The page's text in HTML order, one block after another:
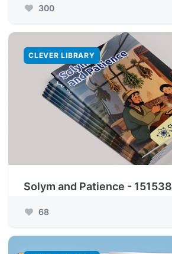
300
CLEVER LIBRARY
Solym and Patience -
68